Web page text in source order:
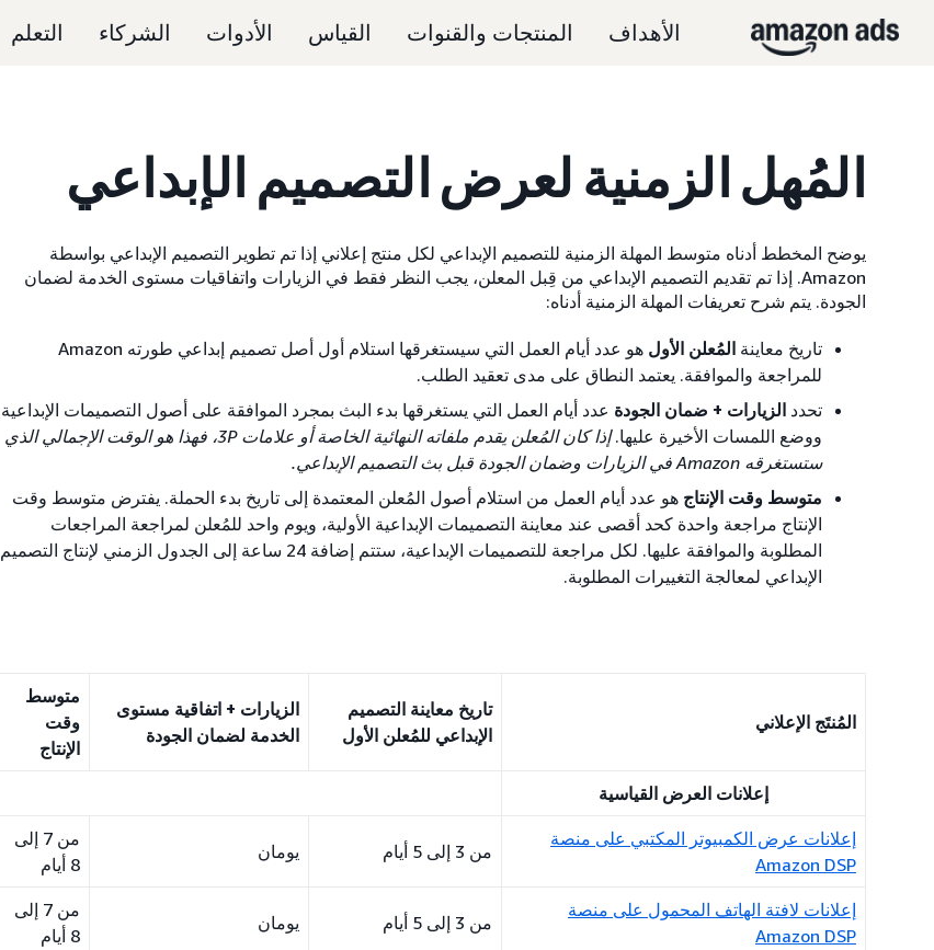
الأهداف المنتجات والقنوات القياس الأدوات الشركاء التعلم
المُهل الزمنية لعرض التصميم الإبداعي
يوضح المخطط أدناه متوسط المهلة الزمنية للتصميم الإبداعي لكل منتج إعلاني إذا تم تطوير التصميم الإبداعي بواسطة
Amazon. إذا تم تقديم التصميم الإبداعي من قِبل المعلن، يجب النظر فقط في الزيارات واتفاقيات مستوى الخدمة لضمان
الجودة. يتم شرح تعريفات المهلة الزمنية أدناه:
تاريخ معاينة المُعلن الأول
هو عدد أيام العمل التي سيستغرقها استلام أول أصل تصميم إبداعي طورته Amazon
للمراجعة والموافقة. يعتمد النطاق على مدى تعقيد الطلب.
تحدد الزيارات + ضمان الجودة عدد أيام العمل التي يستغرقها بدء البث بمجرد الموافقة على أصول التصميمات الإبداعية
ووضع اللمسات الأخيرة عليها.
إذا كان المُعلن يقدم ملفاته النهائية الخاصة أو علامات 3P، فهذا هو الوقت الإجمالي الذي
ستستغرقه Amazon في الزيارات وضمان الجودة قبل بث التصميم الإبداعي.
متوسط وقت الإنتاج هو عدد أيام العمل من استلام أصول المُعلن المعتمدة إلى تاريخ بدء الحملة. يفترض متوسط وقت
الإنتاج مراجعة واحدة كحد أقصى عند معاينة التصميمات الإبداعية الأولية، ويوم واحد للمُعلن لمراجعة المراجعات
المطلوبة والموافقة عليها. لكل مراجعة للتصميمات الإبداعية، ستتم إضافة 24 ساعة إلى الجدول الزمني لإنتاج التصميم
الإبداعي لمعالجة التغييرات المطلوبة.
المُنتَج الإعلاني
تاريخ معاينة التصميم
الإبداعي للمُعلن الأول
الزيارات + اتفاقية مستوى
الخدمة لضمان الجودة
متوسط
وقت
الإنتاج
إعلانات العرض القياسية
إعلانات عرض الكمبيوتر المكتبي على منصة
Amazon DSP
من 3 إلى 5 أيام يومان
من 7 إلى
8 أيام
إعلانات لافتة الهاتف المحمول على منصة
Amazon DSP
من 3 إلى 5 أيام يومان
من 7 إلى
8 أيام